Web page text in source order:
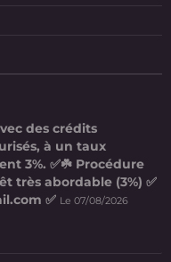
des crédits
à un taux
3%. ✅☘️ Procédure
très abordable (3%) ✅
✅ Le 07/08/2026